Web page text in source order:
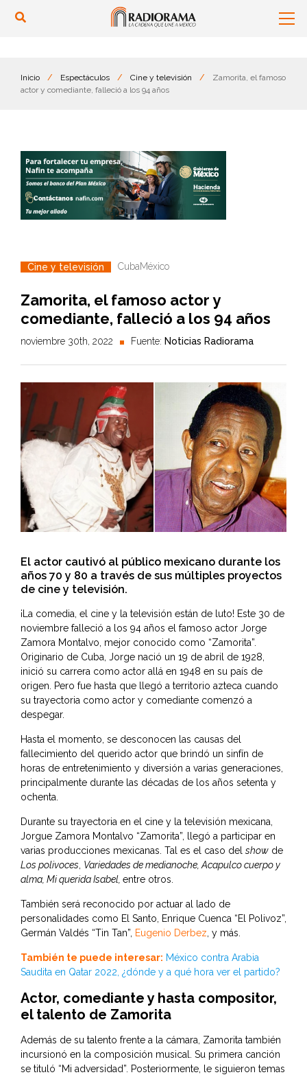
Inicio / Espectáculos / Cine y televisión /
Zamorita, el famoso
actor y comediante, falleció a los 94 años
Cine y televisión CubaMéxico
Zamorita, el famoso actor y
comediante, falleció a los 94 años
noviembre 30th, 2022 Fuente: Noticias Radiorama
El actor cautivó al público mexicano durante los
años 70 y 80 a través de sus múltiples proyectos
de cine y televisión.
¡La comedia, el cine y la televisión están de luto! Este 30 de
noviembre falleció a los 94 años el famoso actor Jorge
Zamora Montalvo, mejor conocido como “Zamorita”.
Originario de Cuba, Jorge nació un 19 de abril de 1928,
inició su carrera como actor allá en 1948 en su país de
origen. Pero fue hasta que llegó a territorio azteca cuando
su trayectoria como actor y comediante comenzó a
despegar.
Hasta el momento, se desconocen las causas del
fallecimiento del querido actor que brindó un sinfín de
horas de entretenimiento y diversión a varias generaciones,
principalmente durante las décadas de los años setenta y
ochenta.
Durante su trayectoria en el cine y la televisión mexicana,
Jorgue Zamora Montalvo “Zamorita”, llegó a participar en
varias producciones mexicanas. Tal es el caso del show de
Los polivoces, Variedades de medianoche, Acapulco cuerpo y
alma, Mi querida Isabel, entre otros.
También será reconocido por actuar al lado de
personalidades como El Santo, Enrique Cuenca “El Polivoz”,
Germán Valdés “Tin Tan”, Eugenio Derbez, y más.
También te puede interesar: México contra Arabia
Saudita en Qatar 2022, ¿dónde y a qué hora ver el partido?
Actor, comediante y hasta compositor,
el talento de Zamorita
Además de su talento frente a la cámara, Zamorita también
incursionó en la composición musical. Su primera canción
se tituló “Mi adversidad”. Posteriormente, le siguieron temas